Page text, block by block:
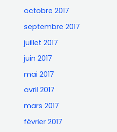
octobre 2017
septembre 2017
juillet 2017
juin 2017
mai 2017
avril 2017
mars 2017
février 2017